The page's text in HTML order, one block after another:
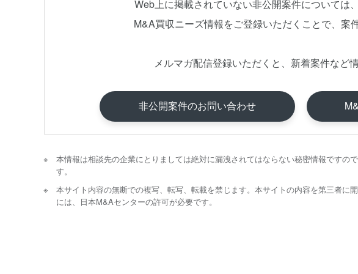
Web上に掲載されていない非公開案件については
M&A買収ニーズ情報をご登録いただくことで、案
メルマガ配信登録いただくと、新着案件など
非公開案件のお問い合わせ
本情報は相談先の企業にとりましては絶対に漏洩されてはならない秘密情報ですの
す。
本サイト内容の無断での複写、転写、転載を禁じます。本サイトの内容を第三者に
には、日本M&Aセンターの許可が必要です。